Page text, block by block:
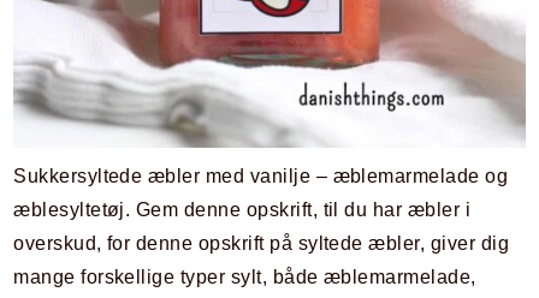
Sukkersyltede æbler med vanilje – æblemarmelade og
æblesyltetøj. Gem denne opskrift, til du har æbler i
overskud, for denne opskrift på syltede æbler, giver dig
mange forskellige typer sylt, både æblemarmelade,